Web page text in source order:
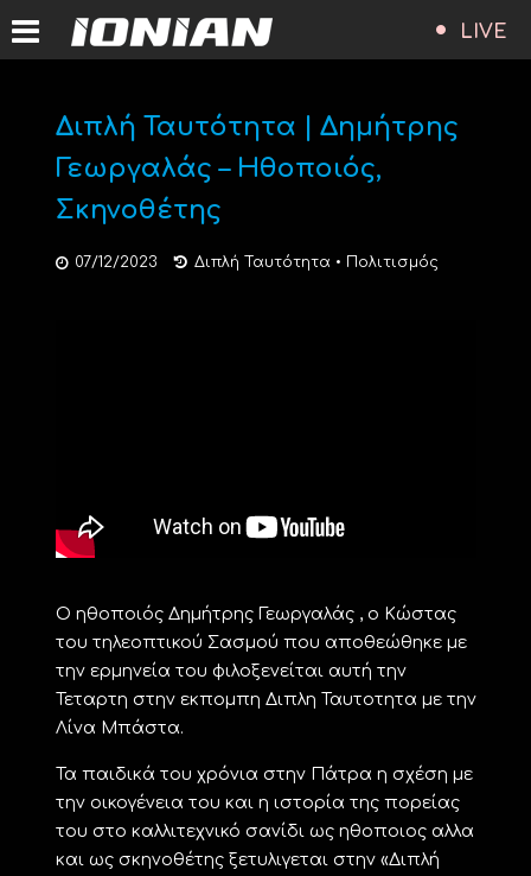
LIVE
Διπλή Ταυτότητα | Δημήτρης
Γεωργαλάς – Ηθοποιός,
Σκηνοθέτης
07/12/2023 Διπλή Ταυτότητα • Πολιτισμός
Ο ηθοποιός Δημήτρης Γεωργαλάς , ο Κώστας
του τηλεοπτικού Σασμού που αποθεώθηκε με
την ερμηνεία του φιλοξενείται αυτή την
Τεταρτη στην εκπομπη Διπλη Ταυτοτητα με την
Λίνα Μπάστα.
Τα παιδικά του χρόνια στην Πάτρα η σχέση με
την οικογένεια του και η ιστορία της πορείας
του στο καλλιτεχνικό σανίδι ως ηθοποιος αλλα
και ως σκηνοθέτης ξετυλιγεται στην «Διπλή